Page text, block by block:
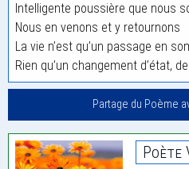
Intelligente poussière que nous
Nous en venons et y retournons
La vie n’est qu’un passage en
Rien qu’un changement d’état,
Partage du Poème
Poète